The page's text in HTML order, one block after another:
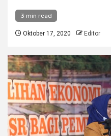
3 min read
Oktober 17, 2020 Editor